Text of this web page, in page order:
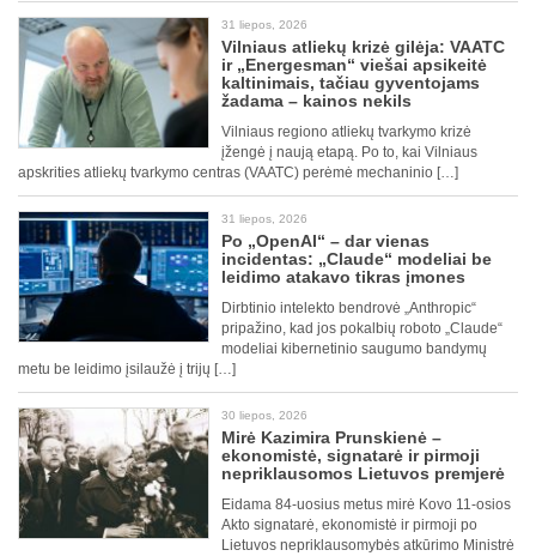
31 liepos, 2026
Vilniaus atliekų krizė gilėja: VAATC
ir „Energesman“ viešai apsikeitė
kaltinimais, tačiau gyventojams
žadama – kainos nekils
Vilniaus regiono atliekų tvarkymo krizė
įžengė į naują etapą. Po to, kai Vilniaus
apskrities atliekų tvarkymo centras (VAATC) perėmė mechaninio […]
31 liepos, 2026
Po „OpenAI“ – dar vienas
incidentas: „Claude“ modeliai be
leidimo atakavo tikras įmones
Dirbtinio intelekto bendrovė „Anthropic“
pripažino, kad jos pokalbių roboto „Claude“
modeliai kibernetinio saugumo bandymų
metu be leidimo įsilaužė į trijų […]
30 liepos, 2026
Mirė Kazimira Prunskienė –
ekonomistė, signatarė ir pirmoji
nepriklausomos Lietuvos premjerė
Eidama 84-uosius metus mirė Kovo 11-osios
Akto signatarė, ekonomistė ir pirmoji po
Lietuvos nepriklausomybės atkūrimo Ministrė